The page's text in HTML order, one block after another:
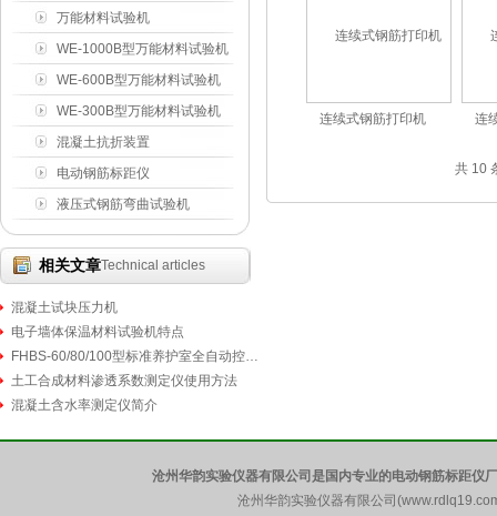
万能材料试验机
WE-1000B型万能材料试验机
WE-600B型万能材料试验机
WE-300B型万能材料试验机
混凝土抗折装置
电动钢筋标距仪
液压式钢筋弯曲试验机
相关文章Technical articles
混凝土试块压力机
电子墙体保温材料试验机特点
FHBS-60/80/100型标准养护室全自动控温控湿设备安装说明
土工合成材料渗透系数测定仪使用方法
混凝土含水率测定仪简介
连续式钢筋打印机 连
共 10
沧州华韵实验仪器有限公司是国内专业的电动钢筋标距仪
沧州华韵实验仪器有限公司